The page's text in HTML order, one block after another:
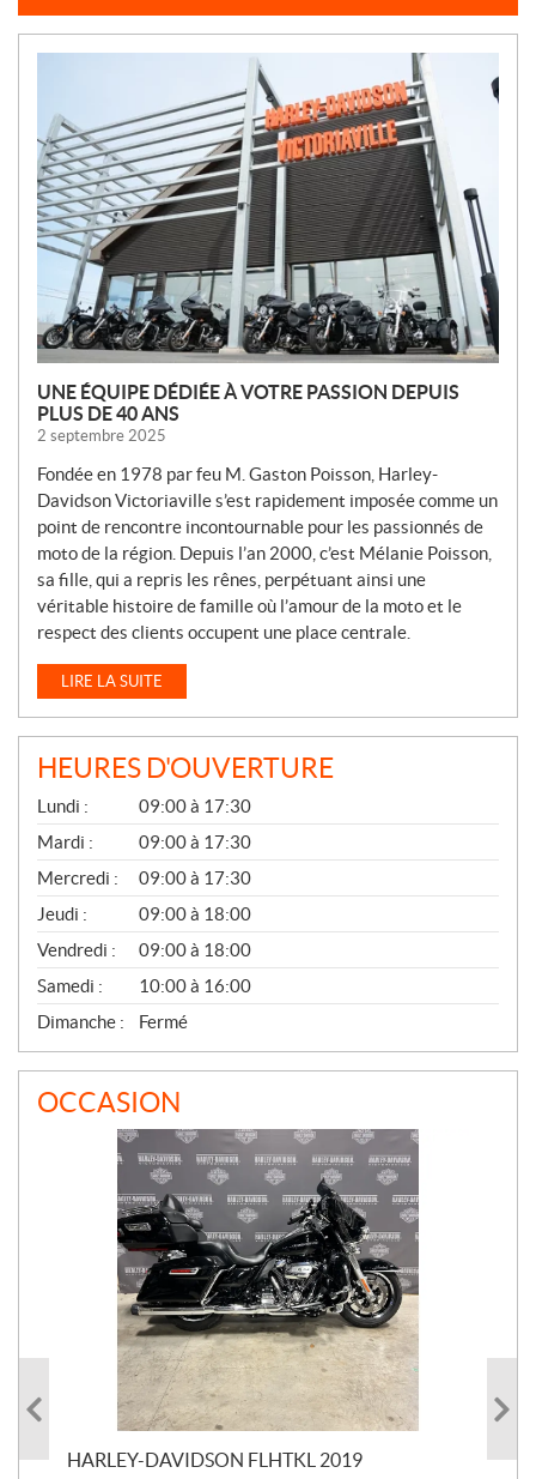
U
V
E
L
L
E
UNE ÉQUIPE DÉDIÉE À VOTRE PASSION DEPUIS
PLUS DE 40 ANS
2 septembre 2025
Fondée en 1978 par feu M. Gaston Poisson, Harley-
Davidson Victoriaville s’est rapidement imposée comme un
point de rencontre incontournable pour les passionnés de
moto de la région. Depuis l’an 2000, c’est Mélanie Poisson,
sa fille, qui a repris les rênes, perpétuant ainsi une
véritable histoire de famille où l’amour de la moto et le
respect des clients occupent une place centrale.
LIRE LA SUITE
HEURES D'OUVERTURE
G
É
N
É
R
A
L
Lundi :
09:00 à 17:30
Mardi :
09:00 à 17:30
Mercredi :
09:00 à 17:30
Jeudi :
09:00 à 18:00
Vendredi :
09:00 à 18:00
Samedi :
10:00 à 16:00
Dimanche :
Fermé
OCCASION
HARLEY-DAVIDSON FLHTKL 2019